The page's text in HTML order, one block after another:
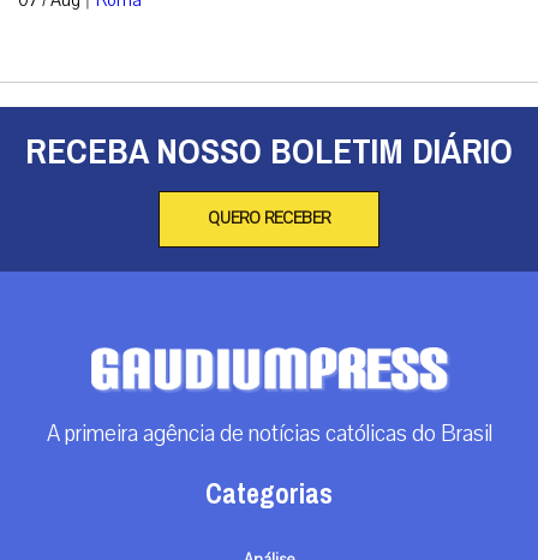
A primeira agência de notícias católicas do Brasil
Categorias
Doação
Mundo
Não categorizado
Arquivos